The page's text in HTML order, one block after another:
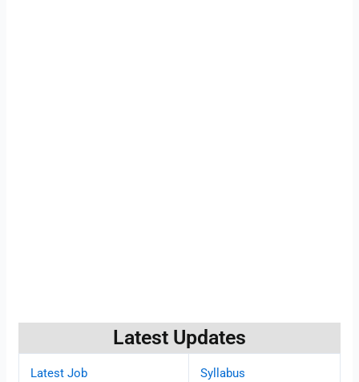
Latest Updates
Latest Job Syllabus